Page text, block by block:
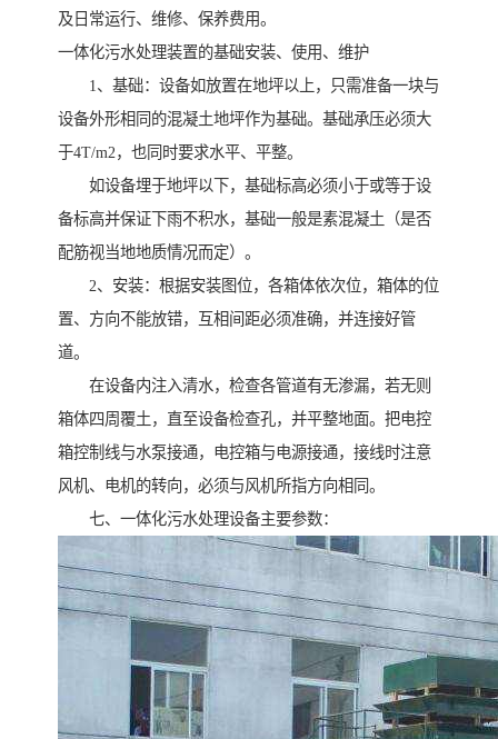
及日常运行、维修、保养费用。
一体化污水处理装置的基础安装、使用、维护
1、基础：设备如放置在地坪以上，只需准备一块与
设备外形相同的混凝土地坪作为基础。基础承压必须大
于4T/m2，也同时要求水平、平整。
如设备埋于地坪以下，基础标高必须小于或等于设
备标高并保证下雨不积水，基础一般是素混凝土（是否
配筋视当地地质情况而定）。
2、安装：根据安装图位，各箱体依次位，箱体的位
置、方向不能放错，互相间距必须准确，并连接好管
道。
在设备内注入清水，检查各管道有无渗漏，若无则
箱体四周覆土，直至设备检查孔，并平整地面。把电控
箱控制线与水泵接通，电控箱与电源接通，接线时注意
风机、电机的转向，必须与风机所指方向相同。
七、一体化污水处理设备主要参数：